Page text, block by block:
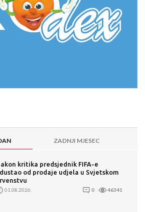
ZADNJI MJESEC
kritika predsjednik FIFA-e
od prodaje udjela u Svjetskom
01.08.2026. 0 46341